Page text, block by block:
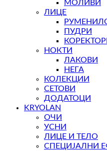
МОЛИВИ
ЛИЦЕ
ПУДРИ
НОКТИ
ЛАКОВИ
НЕГА
КОЛЕКЦИИ
СЕТОВИ
ДОДАТОЦИ
KRYOLAN
ОЧИ
УСНИ
ЛИЦЕ И ТЕЛО
СПЕЦИЈАЛНИ